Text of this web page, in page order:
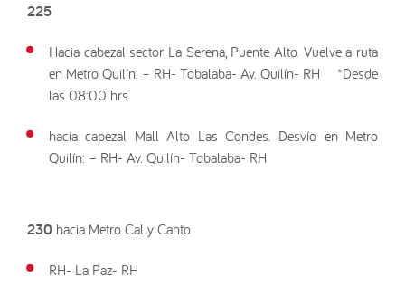
225
Hacia cabezal sector La Serena, Puente Alto. Vuelve a ruta
en Metro Quilín: – RH- Tobalaba- Av. Quilín- RH *Desde
las 08:00 hrs.
hacia cabezal Mall Alto Las Condes. Desvío en Metro
Quilín: – RH- Av. Quilín- Tobalaba- RH
230 hacia Metro Cal y Canto
RH- La Paz- RH